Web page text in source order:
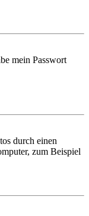
mein Passwort
durch einen
zum Beispiel